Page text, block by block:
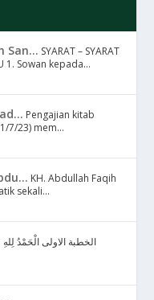
San... SYARAT – SYARAT
1. Sowan kepada...
Pengajian kitab
7/23) mem...
KH. Abdullah Faqih
sekali...
الخطبة الاولى الْحَمْدُ لِلهِ